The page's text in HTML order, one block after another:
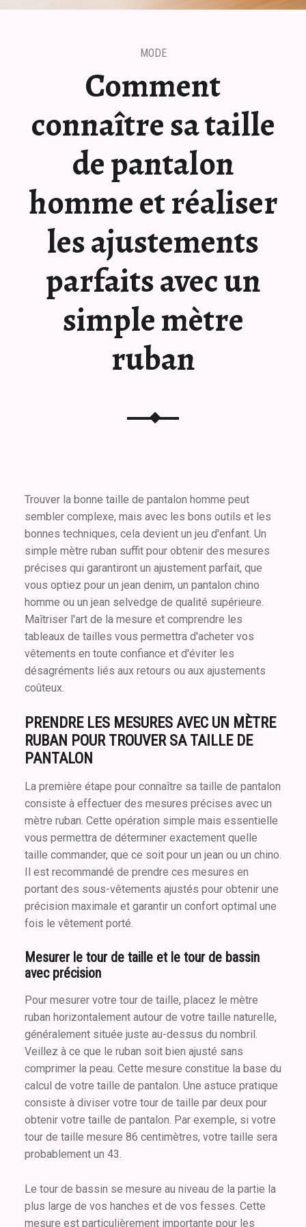
Comment
connaître sa taille
de pantalon
homme et réaliser
les ajustements
parfaits avec un
simple mètre
ruban
MODE
Trouver la bonne taille de pantalon homme peut
sembler complexe, mais avec les bons outils et les
bonnes techniques, cela devient un jeu d'enfant. Un
simple mètre ruban suffit pour obtenir des mesures
précises qui garantiront un ajustement parfait, que
vous optiez pour un jean denim, un pantalon chino
homme ou un jean selvedge de qualité supérieure.
Maîtriser l'art de la mesure et comprendre les
tableaux de tailles vous permettra d'acheter vos
vêtements en toute confiance et d'éviter les
désagréments liés aux retours ou aux ajustements
coûteux.
PRENDRE LES MESURES AVEC UN MÈTRE
RUBAN POUR TROUVER SA TAILLE DE
PANTALON
La première étape pour connaître sa taille de pantalon
consiste à effectuer des mesures précises avec un
mètre ruban. Cette opération simple mais essentielle
vous permettra de déterminer exactement quelle
taille commander, que ce soit pour un jean ou un chino.
Il est recommandé de prendre ces mesures en
portant des sous-vêtements ajustés pour obtenir une
précision maximale et garantir un confort optimal une
fois le vêtement porté.
Mesurer le tour de taille et le tour de bassin
avec précision
Pour mesurer votre tour de taille, placez le mètre
ruban horizontalement autour de votre taille naturelle,
généralement située juste au-dessus du nombril.
Veillez à ce que le ruban soit bien ajusté sans
comprimer la peau. Cette mesure constitue la base du
calcul de votre taille de pantalon. Une astuce pratique
consiste à diviser votre tour de taille par deux pour
obtenir votre taille de pantalon. Par exemple, si votre
tour de taille mesure 86 centimètres, votre taille sera
probablement un 43.
Le tour de bassin se mesure au niveau de la partie la
plus large de vos hanches et de vos fesses. Cette
mesure est particulièrement importante pour les